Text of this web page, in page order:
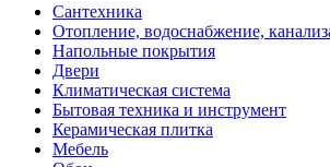
Сантехника
Отопление, водоснабжение,
Напольные покрытия
Двери
Климатическая система
Бытовая техника и инструмент
Керамическая плитка
Мебель